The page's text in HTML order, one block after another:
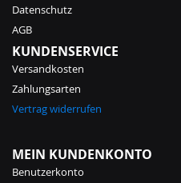
Datenschutz
AGB
KUNDENSERVICE
Versandkosten
Zahlungsarten
Vertrag widerrufen
MEIN KUNDENKONTO
Benutzerkonto